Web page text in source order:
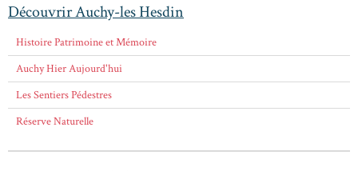
Découvrir Auchy-les Hesdin
Histoire Patrimoine et Mémoire
Auchy Hier Aujourd'hui
Les Sentiers Pédestres
Réserve Naturelle